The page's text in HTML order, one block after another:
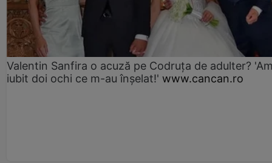
Valentin Sanfira o acuză pe Codruța de adulter?
iubit doi ochi ce m-au înșelat!' www.cancan.ro